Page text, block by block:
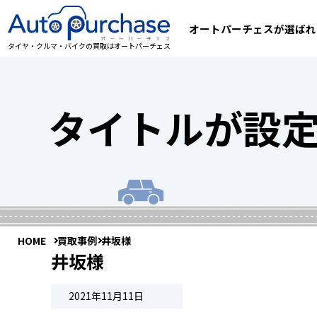
タイヤ・クルマ・バイクの買取はオートパーチェス
オートパーチェスが選ば
タイトルが設
HOME 買取事例 井坂様
井坂様
2021年11月11日